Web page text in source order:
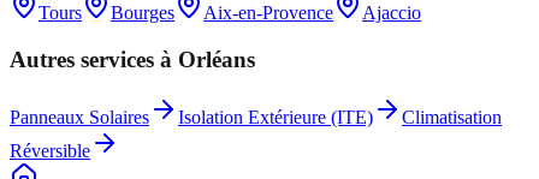
Tours Bourges Aix-en-Provence Ajaccio
Autres services à Orléans
Panneaux Solaires Isolation Extérieure (ITE)
Climatisation
Réversible